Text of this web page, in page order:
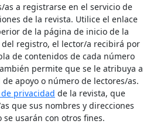
as a registrarse en el servicio de
de la revista. Utilice el enlace
de la página de inicio de la
del registro, el lector/a recibirá por
de contenidos de cada número
permite que se le atribuya a
apoyo o número de lectores/as.
privacidad de la revista, que
que sus nombres y direcciones
usarán con otros fines.